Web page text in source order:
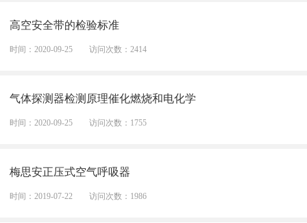
高空安全带的检验标准
时间：2020-09-25 访问次数：2414
气体探测器检测原理催化燃烧和电化学
时间：2020-09-25 访问次数：1755
梅思安正压式空气呼吸器
时间：2019-07-22 访问次数：1986